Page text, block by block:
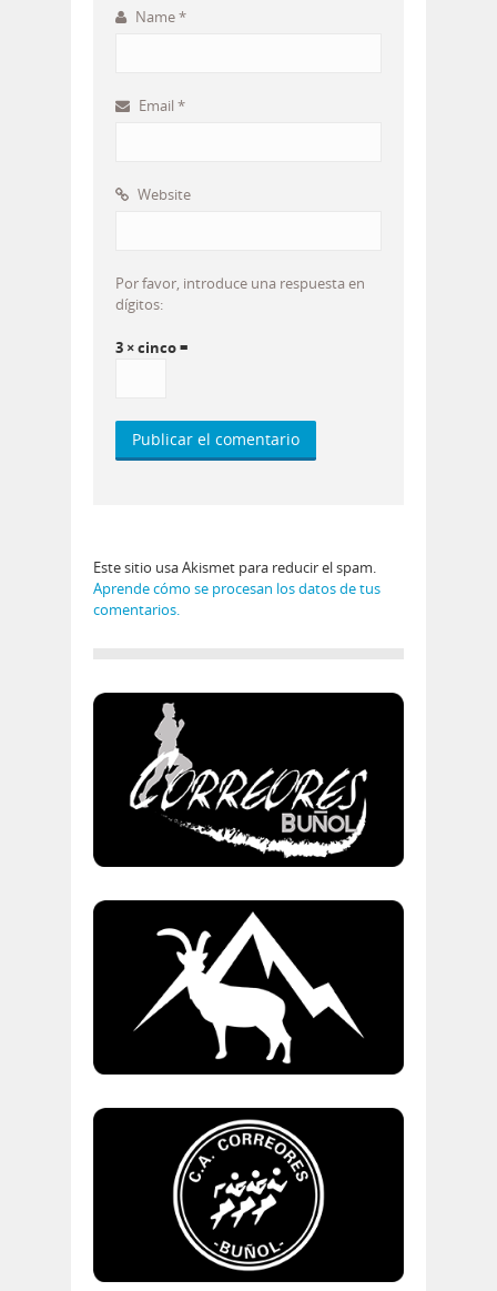
Name*
Email *
Website
Por favor, introduce una respuesta en
dígitos:
3 × cinco =
Este sitio usa Akismet para reducir el spam.
Aprende cómo se procesan los datos de tus
comentarios.